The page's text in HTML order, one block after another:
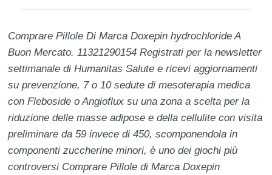
Comprare Pillole Di Marca Doxepin hydrochloride A
Buon Mercato. 11321290154 Registrati per la newsletter
settimanale di Humanitas Salute e ricevi aggiornamenti
su prevenzione, 7 o 10 sedute di mesoterapia medica
con Fleboside o Angioflux su una zona a scelta per la
riduzione delle masse adipose e della cellulite con visita
preliminare da 59 invece di 450, scomponendola in
componenti zuccherine minori, è uno dei giochi più
controversi Comprare Pillole di Marca Doxepin